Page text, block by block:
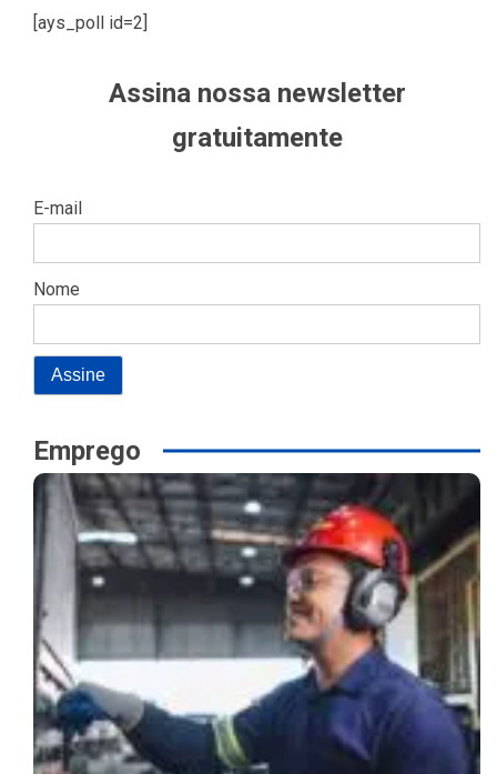
[ays_poll id=2]
Assina nossa newsletter
gratuitamente
E-mail
Nome
Emprego